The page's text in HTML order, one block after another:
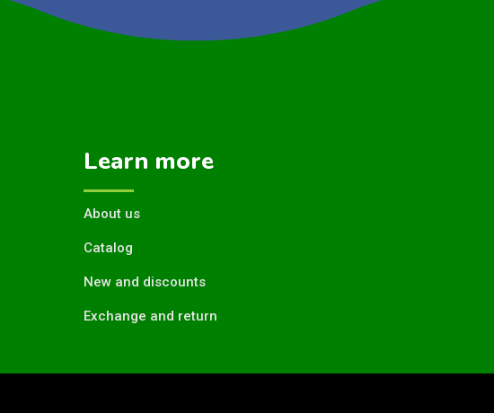
Learn more
About us
Catalog
New and discounts
Exchange and return